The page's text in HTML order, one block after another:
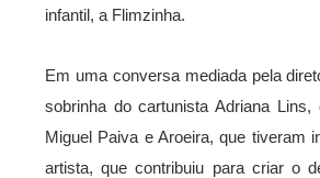
infantil, a Flimzinha.
Em uma conversa mediada pela
sobrinha do cartunista Adriana
Miguel Paiva e Aroeira, que tiveram
artista, que contribuiu para criar o